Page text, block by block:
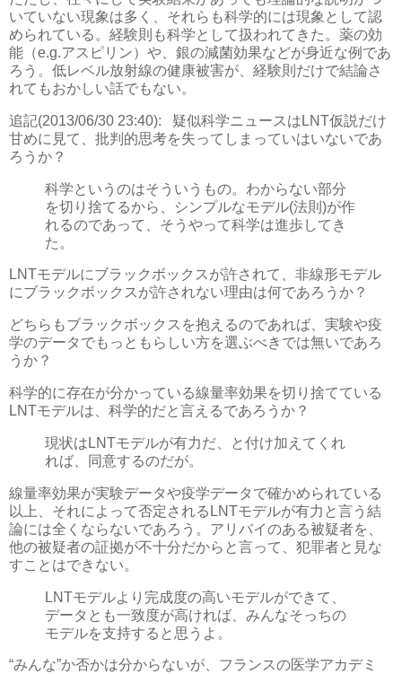
いていない現象は多く、それらも科学的には現象として認
められている。経験則も科学として扱われてきた。薬の効
能（e.g.アスピリン）や、銀の減菌効果などが身近な例であ
ろう。低レベル放射線の健康被害が、経験則だけで結論さ
れてもおかしい話でもない。
追記(2013/06/30 23:40):
疑似科学ニュースはLNT仮説だけ
甘めに見て、批判的思考を失ってしまっていはいないであ
ろうか？
科学というのはそういうもの。わからない部分
を切り捨てるから、シンプルなモデル(法則)が作
れるのであって、そうやって科学は進歩してき
た。
LNTモデルにブラックボックスが許されて、非線形モデル
にブラックボックスが許されない理由は何であろうか？
どちらもブラックボックスを抱えるのであれば、実験や疫
学のデータでもっともらしい方を選ぶべきでは無いであろ
うか？
科学的に存在が分かっている線量率効果を切り捨てている
LNTモデルは、科学的だと言えるであろうか？
現状はLNTモデルが有力だ、と付け加えてくれ
れば、同意するのだが。
線量率効果が実験データや疫学データで確かめられている
以上、それによって否定されるLNTモデルが有力と言う結
論には全くならないであろう。アリバイのある被疑者を、
他の被疑者の証拠が不十分だからと言って、犯罪者と見な
すことはできない。
LNTモデルより完成度の高いモデルができて、
データとも一致度が高ければ、みんなそっちの
モデルを支持すると思うよ。
“みんな”か否かは分からないが、フランスの医学アカデミ